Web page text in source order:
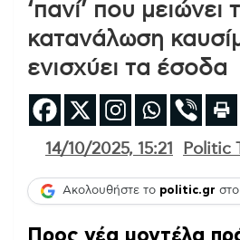
‘πανί’ που μειώνει
κατανάλωση
ενισχύει τα έσοδα
14/10/2025, 15:21 Politic
Ακολουθήστε το politic.gr
Προς νέα μοντέλα